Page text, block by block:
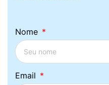
Nome
Email